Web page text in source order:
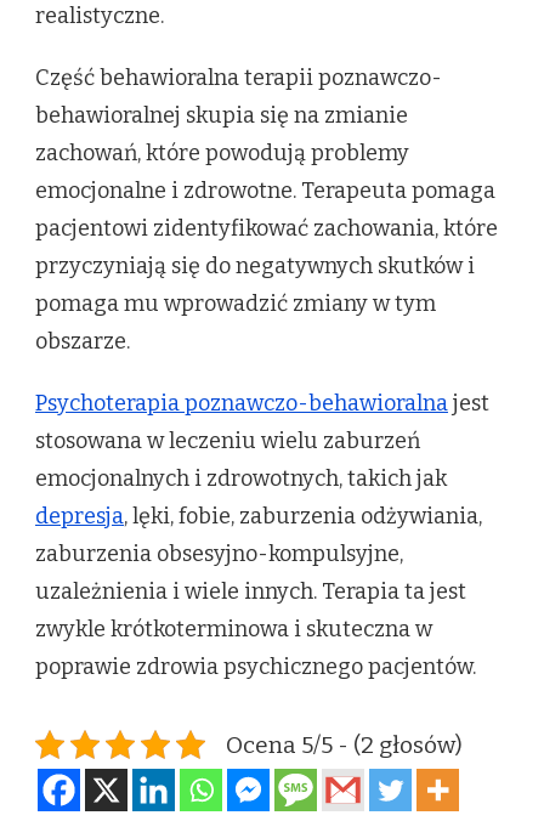
realistyczne.
Część behawioralna terapii poznawczo-
behawioralnej skupia się na zmianie
zachowań, które powodują problemy
emocjonalne i zdrowotne. Terapeuta pomaga
pacjentowi zidentyfikować zachowania, które
przyczyniają się do negatywnych skutków i
pomaga mu wprowadzić zmiany w tym
obszarze.
Psychoterapia poznawczo-behawioralnajest
stosowana w leczeniu wielu zaburzeń
emocjonalnych i zdrowotnych, takich jak
depresja, lęki, fobie, zaburzenia odżywiania,
zaburzenia obsesyjno-kompulsyjne,
uzależnienia i wiele innych. Terapia ta jest
zwykle krótkoterminowa i skuteczna w
poprawie zdrowia psychicznego pacjentów.
Ocena 5/5 - (2 głosów)